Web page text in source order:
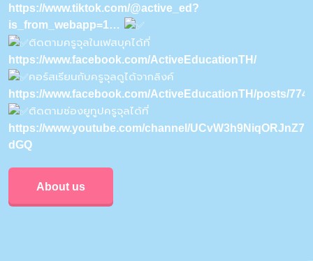
https://www.tiktok.com/@active_ed?
is_from_webapp=1…
ติดตามครูจุลในเฟสบุคได้ที่
https://www.facebook.com/ActiveEducationTH/
คอร์สเรียนกับครูจุลดูได้จากลิงค์
https://www.facebook.com/ActiveEducationTH/posts/
ติดตามช่องยูทูปครูจุลได้ที่
https://www.youtube.com/channel/
dGQ
About us